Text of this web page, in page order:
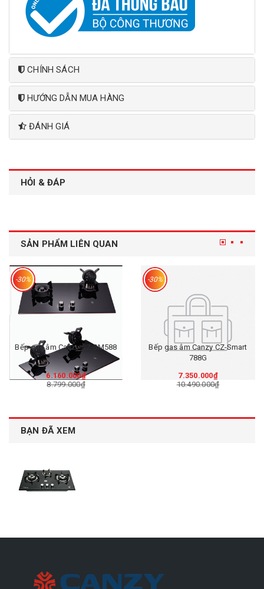
CHÍNH SÁCH
HƯỚNG DẪN MUA HÀNG
ĐÁNH GIÁ
HỎI & ĐÁP
SẢN PHẨM LIÊN QUAN
-30%
Bếp gas âm Canzy CZ-SM588
6.160.000₫
8.799.000₫
-30%
Bếp gas âm Canzy CZ-Smart
788G
7.350.000₫
10.490.000₫
BẠN ĐÃ XEM